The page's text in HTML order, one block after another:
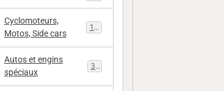
Cyclomoteurs,
Motos, Side cars
112
Autos et engins
spéciaux
33